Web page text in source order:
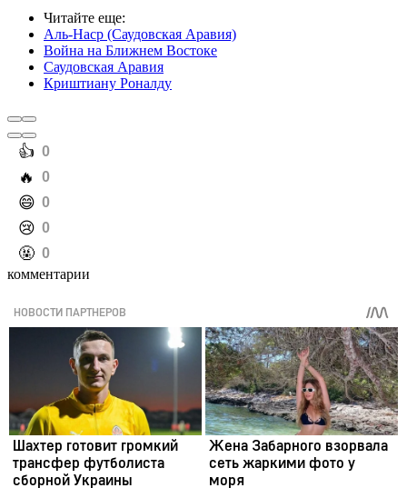
Читайте еще:
Аль-Наср (Саудовская Аравия)
Война на Ближнем Востоке
Саудовская Аравия
Криштиану Роналду
️👍 0
️🔥 0
️😄 0
️😢 0
️🤬 0
комментарии